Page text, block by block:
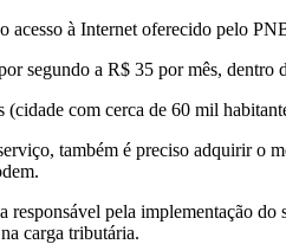
à Internet oferecido pelo
segundo a R$ 35 por mês,
com cerca de 60 mil
também é preciso adquirir o
pela implementação
carga tributária.